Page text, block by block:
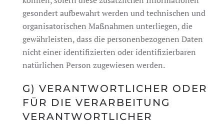
gesondert aufbewahrt werden und technischen und
organisatorischen Maßnahmen unterliegen, die
gewährleisten, dass die personenbezogenen Daten
nicht einer identifizierten oder identifizierbaren
natürlichen Person zugewiesen werden.
G) VERANTWORTLICHER ODER
FÜR DIE VERARBEITUNG
VERANTWORTLICHER